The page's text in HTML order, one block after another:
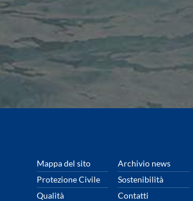
Mappa del sito
Archivio news
Protezione Civile
Sostenibilità
Qualità
Contatti